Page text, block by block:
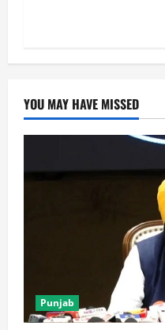
YOU MAY HAVE MISSED
Punjab